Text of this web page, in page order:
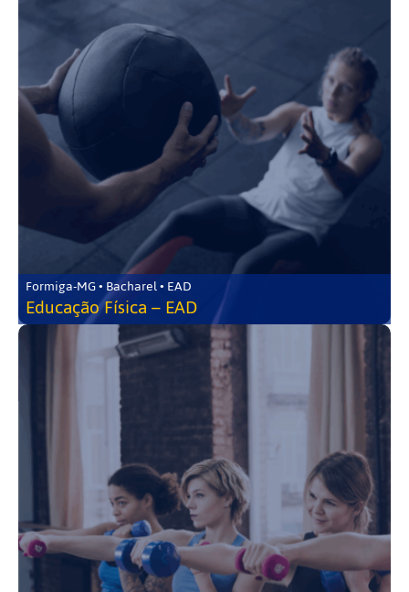
Formiga-MG • Bacharel • EAD
Educação Física – EAD